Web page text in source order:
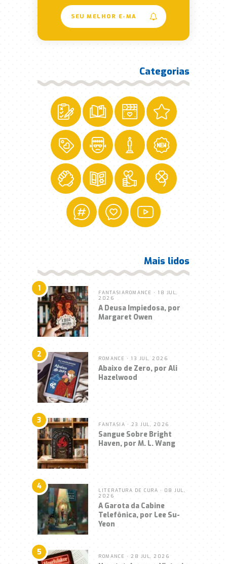
Categorias
Mais lidos
1 FANTASIAROMANCE • 18 JUL,
2026
A Deusa Impiedosa, por
Margaret Owen
2 ROMANCE • 13 JUL, 2026
Abaixo de Zero, por Ali
Hazelwood
3 FANTASIA • 23 JUL, 2026
Sangue Sobre Bright
Haven, por M. L. Wang
4 LITERATURA DE CURA • 08 JUL,
2026
A Garota da Cabine
Telefônica, por Lee Su-
Yeon
5 ROMANCE • 28 JUL, 2026